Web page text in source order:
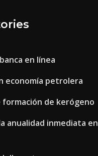
en línea
economía petrolera
de kerógeno
anualidad inmediata en